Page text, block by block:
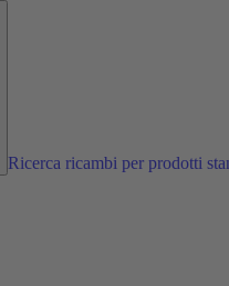
Ricerca ricambi per prodotti